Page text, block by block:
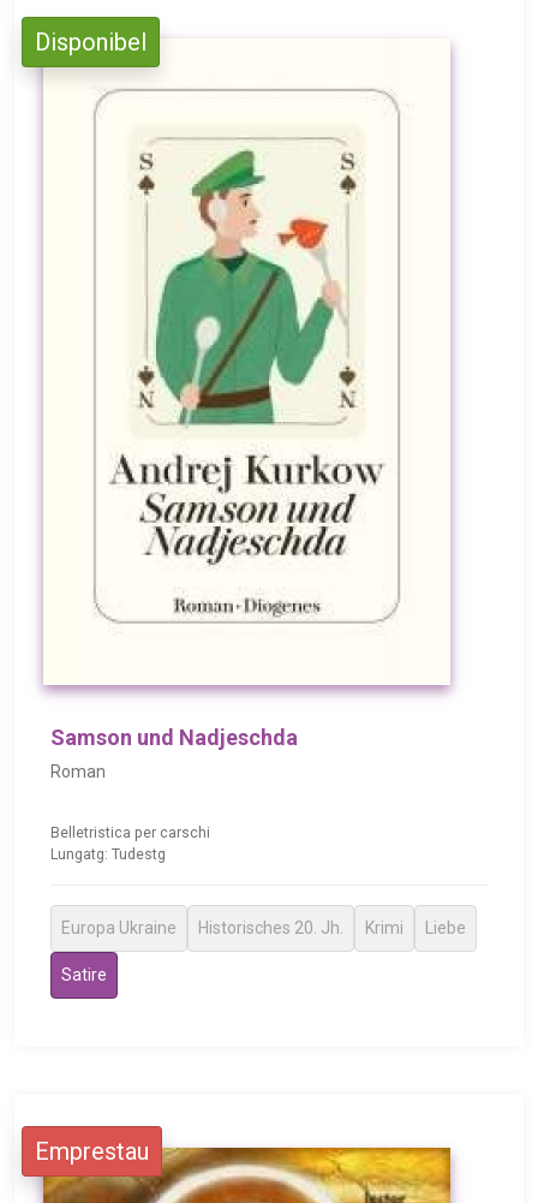
Disponibel
Samson und Nadjeschda
Roman
Belletristica per carschi
Lungatg: Tudestg
Europa Ukraine Historisches 20. Jh. Krimi Liebe
Satire
Emprestau